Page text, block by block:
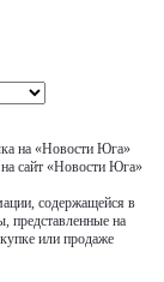
на «Новости Юга»
на сайт «Новости Юга»
содержащейся в
представленные на
или продаже